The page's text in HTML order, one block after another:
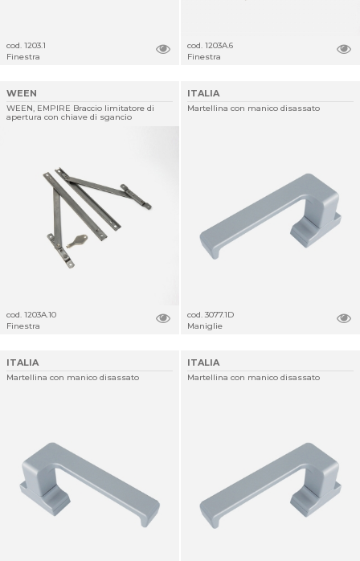
cod. 1203.1
Finestra
cod. 1203A.6
Finestra
WEEN
WEEN, EMPIRE Braccio limitatore di
apertura con chiave di sgancio
cod. 1203A.10
Finestra
ITALIA
Martellina con manico disassato
cod. 3077.1D
Maniglie
ITALIA
Martellina con manico disassato
ITALIA
Martellina con manico disassato